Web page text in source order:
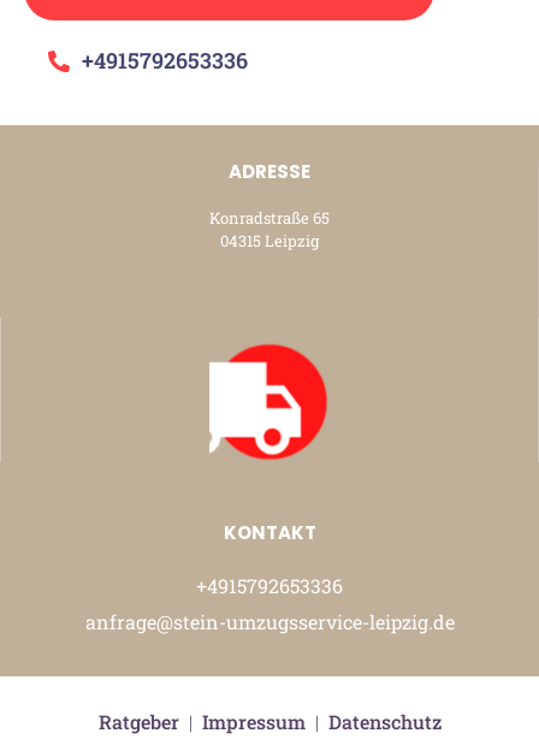
+4915792653336
ADRESSE
Konradstraße 65
04315 Leipzig
KONTAKT
+4915792653336
anfrage@stein-umzugsservice-leipzig.de
Ratgeber| Impressum| Datenschutz